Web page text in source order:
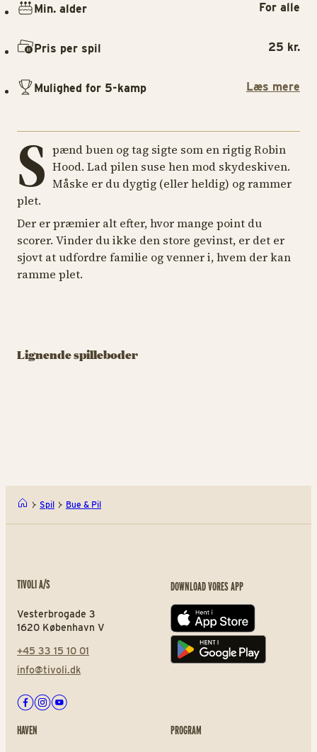
S pænd buen og tag sigte som en rigtig Robin
Hood. Lad pilen suse hen mod skydeskiven.
Måske er du dygtig (eller heldig) og rammer
plet.
Der er præmier alt efter, hvor mange point du
scorer. Vinder du ikke den store gevinst, er det er
sjovt at udfordre familie og venner i, hvem der kan
ramme plet.
Min. alder For alle
Pris per spil 25 kr.
Mulighed for 5-kamp Læs mere
Lignende spilleboder
Samspillet
Spil Bue & Pil
TIVOLI A/S
Vesterbrogade 3
1620 København V
+45 33 15 10 01
info@tivoli.dk
Facebook
Instagram
Youtube
DOWNLOAD VORES APP
App store
Play store
HAVEN PROGRAM